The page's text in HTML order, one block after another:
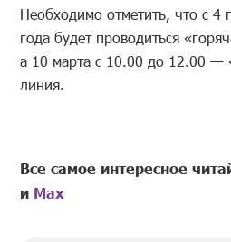
Необходимо отметить, что с 4
года будет проводиться
а 10 марта с 10.00 до 12.00 —
линия.
Все самое интересное
и Mах